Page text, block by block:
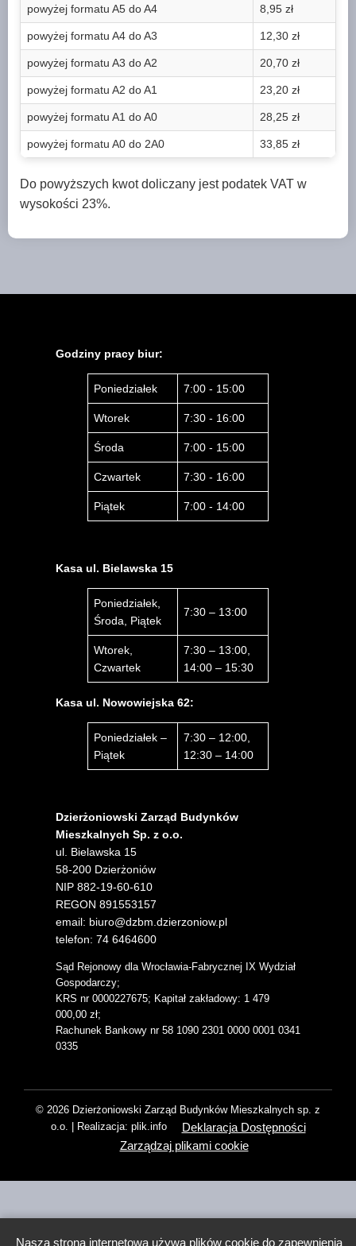
powyżej formatu A5 do A4 8,95 zł
powyżej formatu A4 do A3 12,30 zł
powyżej formatu A3 do A2 20,70 zł
powyżej formatu A2 do A1 23,20 zł
powyżej formatu A1 do A0 28,25 zł
powyżej formatu A0 do 2A0 33,85 zł
Do powyższych kwot doliczany jest podatek VAT w
wysokości 23%.
Godziny pracy biur:
Poniedziałek 7:00 - 15:00
Wtorek 7:30 - 16:00
Środa 7:00 - 15:00
Czwartek 7:30 - 16:00
Piątek 7:00 - 14:00
Kasa ul. Bielawska 15
Poniedziałek,
Środa, Piątek
7:30 – 13:00
Wtorek,
Czwartek
7:30 – 13:00,
14:00 – 15:30
Kasa ul. Nowowiejska 62:
Poniedziałek –
Piątek
7:30 – 12:00,
12:30 – 14:00
Dzierżoniowski Zarząd Budynków
Mieszkalnych Sp. z o.o.
ul. Bielawska 15
58-200 Dzierżoniów
NIP 882-19-60-610
REGON 891553157
email: biuro@dzbm.dzierzoniow.pl
telefon: 74 6464600
Sąd Rejonowy dla Wrocławia-Fabrycznej IX Wydział
Gospodarczy;
KRS nr 0000227675; Kapitał zakładowy: 1 479
000,00 zł;
Rachunek Bankowy nr 58 1090 2301 0000 0001 0341
0335
© 2026 Dzierżoniowski Zarząd Budynków Mieszkalnych sp. z
o.o. | Realizacja: plik.info
Deklaracja Dostępności
Zarządzaj plikami cookie
Nasza strona internetowa używa plików cookie do zapewnienia